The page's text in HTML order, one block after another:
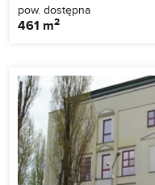
pow. dostępna
461 m2